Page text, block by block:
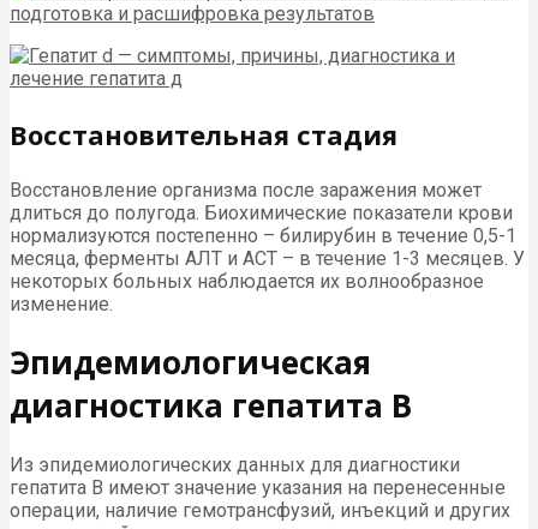
Восстановительная стадия
Восстановление организма после заражения может
длиться до полугода. Биохимические показатели крови
нормализуются постепенно – билирубин в течение 0,5-1
месяца, ферменты АЛТ и АСТ – в течение 1-3 месяцев. У
некоторых больных наблюдается их волнообразное
изменение.
Эпидемиологическая
диагностика гепатита В
Из эпидемиологических данных для диагностики
гепатита В имеют значение указания на перенесенные
операции, наличие гемотрансфузий, инъекций и других